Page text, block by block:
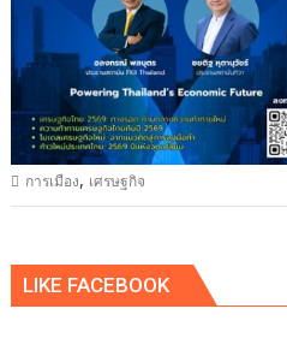
การเมือง, เศรษฐกิจ
LIKE FACEBOOK